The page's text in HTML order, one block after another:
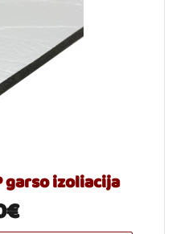
garso izoliacija